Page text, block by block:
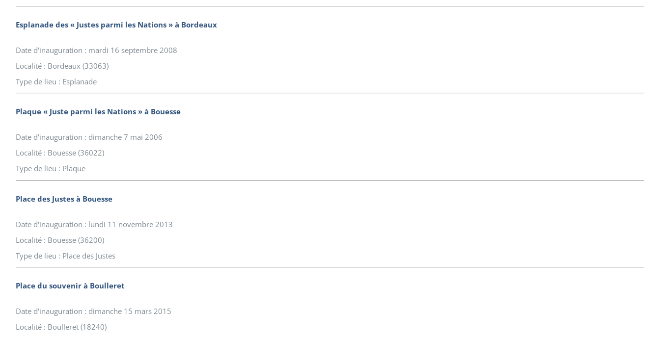
Esplanade des « Justes parmi les Nations » à Bordeaux
Date d'inauguration : mardi 16 septembre 2008
Localité : Bordeaux (33063)
Type de lieu : Esplanade
Plaque « Juste parmi les Nations » à Bouesse
Date d'inauguration : dimanche 7 mai 2006
Localité : Bouesse (36022)
Type de lieu : Plaque
Place des Justes à Bouesse
Date d'inauguration : lundi 11 novembre 2013
Localité : Bouesse (36200)
Type de lieu : Place des Justes
Place du souvenir à Boulleret
Date d'inauguration : dimanche 15 mars 2015
Localité : Boulleret (18240)